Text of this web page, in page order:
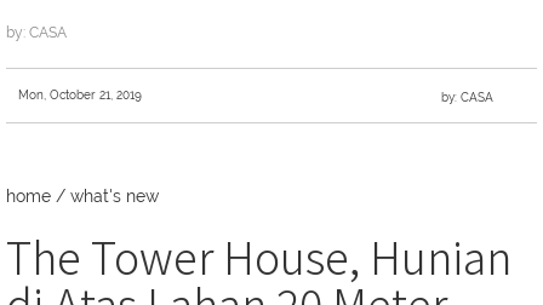
by: CASA
Mon, October 21, 2019 by: CASA
home / what's new
The Tower House, Hunian